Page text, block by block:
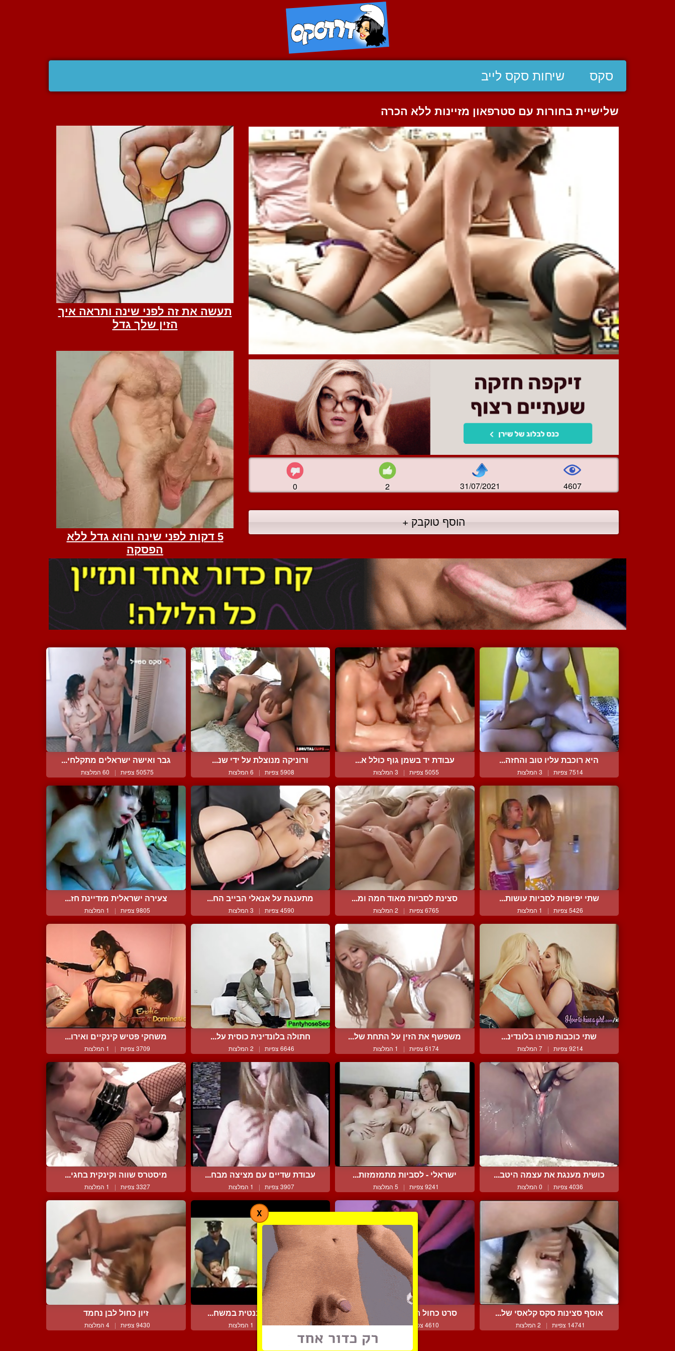
סקס שיחות סקס לייב
שלישיית בחורות עם סטרפאון מזיינות ללא הכרה
0 2 31/07/2021 4607
הוסף טוקבק +
היא רוכבת עליו טוב והחזה...
7514 צפיות | 3 המלצות
עבודת יד בשמן גוף כולל א...
5055 צפיות | 3 המלצות
ורוניקה מנוצלת על ידי שנ...
5908 צפיות | 6 המלצות
גבר ואישה ישראלים מתקלחי...
50575 צפיות | 60 המלצות
שתי יפיופות לסביות עושות...
5426 צפיות | 1 המלצות
סצינת לסביות מאוד חמה ומ...
6765 צפיות | 2 המלצות
מתענגת על אנאלי הבייב הח...
4590 צפיות | 3 המלצות
צעירה ישראלית מזדיינת חז...
9805 צפיות | 1 המלצות
שתי כוכבות פורנו בלונדינ...
9214 צפיות | 7 המלצות
משפשף את הזין על התחת של...
6174 צפיות | 1 המלצות
חתולה בלונדינית כוסית על...
6646 צפיות | 2 המלצות
משחקי פטיש קינקיים ואירו...
3709 צפיות | 1 המלצות
כושית מענגת את עצמה היטב...
4036 צפיות | 0 המלצות
ישראלי - לסביות מתמזמזות...
9241 צפיות | 5 המלצות
עבודת שדיים עם מציצה מבח...
3907 צפיות | 1 המלצות
מיסטרס שווה וקינקית בחגי...
3327 צפיות | 1 המלצות
אוסף סצינות סקס קלאסי של...
14741 צפיות | 2 המלצות
סרט כחול חובבני של בחורה...
4610 צפיות | 0 המלצות
קוקסינלית דומיננטית במשח...
5787 צפיות | 1 המלצות
זיון כחול לבן נחמד
9430 צפיות | 4 המלצות
צור קשר
X